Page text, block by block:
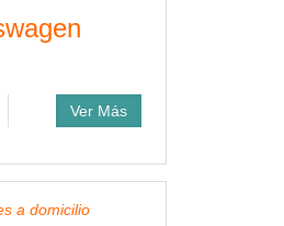
Ver Más
a domicilio